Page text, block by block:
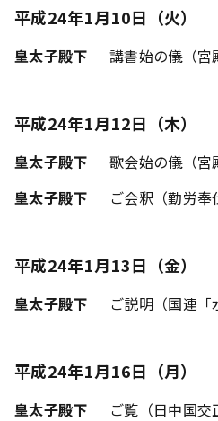
平成24年1月10日（火）
皇太子殿下 講書始の儀（宮
平成24年1月12日（木）
皇太子殿下
歌会始の儀（宮
皇太子殿下
ご会釈（勤労奉
平成24年1月13日（金）
皇太子殿下 ご説明（国連
平成24年1月16日（月）
皇太子殿下 ご覧（日中国